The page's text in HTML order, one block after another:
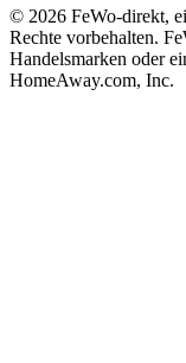
© 2026 FeWo-direkt,
Rechte vorbehalten.
Handelsmarken oder
HomeAway.com, Inc.